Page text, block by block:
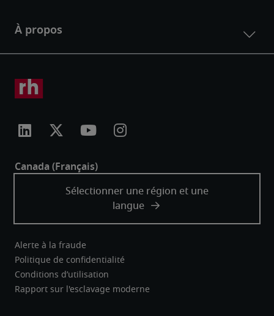
Alerte à la fraude
Politique de confidentialité
Conditions d’utilisation
Rapport sur l'esclavage moderne